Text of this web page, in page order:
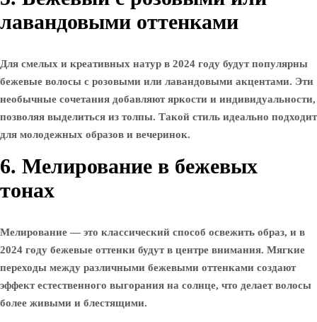
лавандовыми оттенками
Для смелых и креативных натур в 2024 году будут популярны
бежевые волосы с розовыми или лавандовыми акцентами. Эти
необычные сочетания добавляют яркости и индивидуальности,
позволяя выделиться из толпы. Такой стиль идеально подходит
для молодежных образов и вечеринок.
6. Мелирование в бежевых
тонах
Мелирование — это классический способ освежить образ, и в
2024 году бежевые оттенки будут в центре внимания. Мягкие
переходы между различными бежевыми оттенками создают
эффект естественного выгорания на солнце, что делает волосы
более живыми и блестящими.